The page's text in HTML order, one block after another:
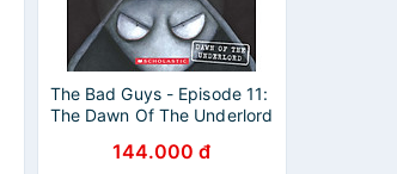
The Bad Guys - Episode 11:
The Dawn Of The Underlord
144.000 đ